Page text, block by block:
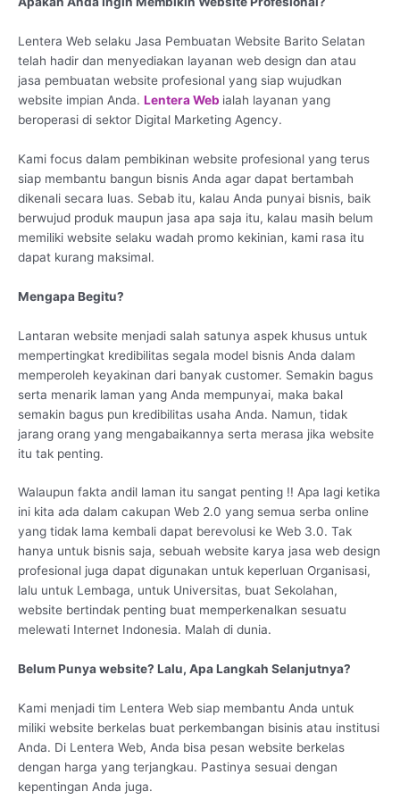
Lentera Web selaku Jasa Pembuatan Website Barito Selatan
telah hadir dan menyediakan layanan web design dan atau
jasa pembuatan website profesional yang siap wujudkan
website impian Anda. Lentera Web ialah layanan yang
beroperasi di sektor Digital Marketing Agency.
Kami focus dalam pembikinan website profesional yang terus
siap membantu bangun bisnis Anda agar dapat bertambah
dikenali secara luas. Sebab itu, kalau Anda punyai bisnis, baik
berwujud produk maupun jasa apa saja itu, kalau masih belum
memiliki website selaku wadah promo kekinian, kami rasa itu
dapat kurang maksimal.
Mengapa Begitu?
Lantaran website menjadi salah satunya aspek khusus untuk
mempertingkat kredibilitas segala model bisnis Anda dalam
memperoleh keyakinan dari banyak customer. Semakin bagus
serta menarik laman yang Anda mempunyai, maka bakal
semakin bagus pun kredibilitas usaha Anda. Namun, tidak
jarang orang yang mengabaikannya serta merasa jika website
itu tak penting.
Walaupun fakta andil laman itu sangat penting !! Apa lagi ketika
ini kita ada dalam cakupan Web 2.0 yang semua serba online
yang tidak lama kembali dapat berevolusi ke Web 3.0. Tak
hanya untuk bisnis saja, sebuah website karya jasa web design
profesional juga dapat digunakan untuk keperluan Organisasi,
lalu untuk Lembaga, untuk Universitas, buat Sekolahan,
website bertindak penting buat memperkenalkan sesuatu
melewati Internet Indonesia. Malah di dunia.
Belum Punya website? Lalu, Apa Langkah Selanjutnya?
Kami menjadi tim Lentera Web siap membantu Anda untuk
miliki website berkelas buat perkembangan bisinis atau institusi
Anda. Di Lentera Web, Anda bisa pesan website berkelas
dengan harga yang terjangkau. Pastinya sesuai dengan
kepentingan Anda juga.